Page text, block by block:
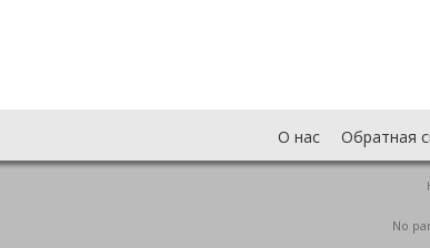
О нас Обратная
No